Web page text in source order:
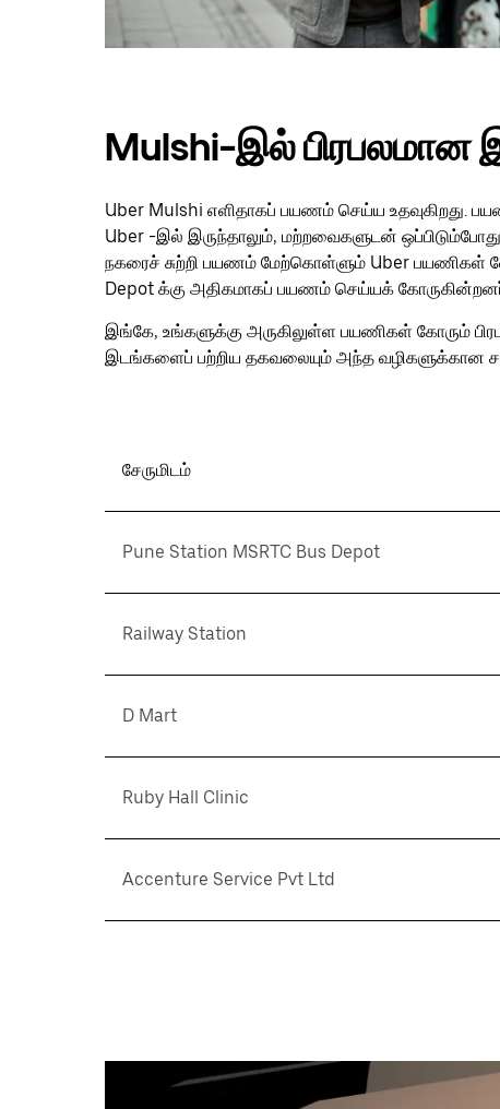
Mulshi-இல்
Uber Mulshi எளிதாகப் பயணம் செய்ய உதவுகிறது.
Uber -இல் இருந்தாலும், மற்றவைகளுடன்
நகரைச் சுற்றி பயணம் மேற்கொள்ளும் Uber பயணிகள்
Depot க்கு அதிகமாகப் பயணம் செய்யக்
இங்கே, உங்களுக்கு அருகிலுள்ள பயணிகள் கோரும்
இடங்களைப் பற்றிய தகவலையும் அந்த வழிகளுக்கான
சேருமிடம்
Pune Station MSRTC Bus Depot
Railway Station
D Mart
Ruby Hall Clinic
Accenture Service Pvt Ltd